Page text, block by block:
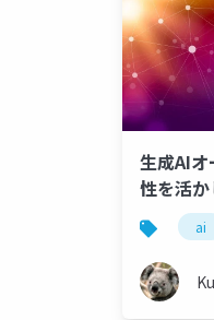
生成AI
性を活
掘りすai